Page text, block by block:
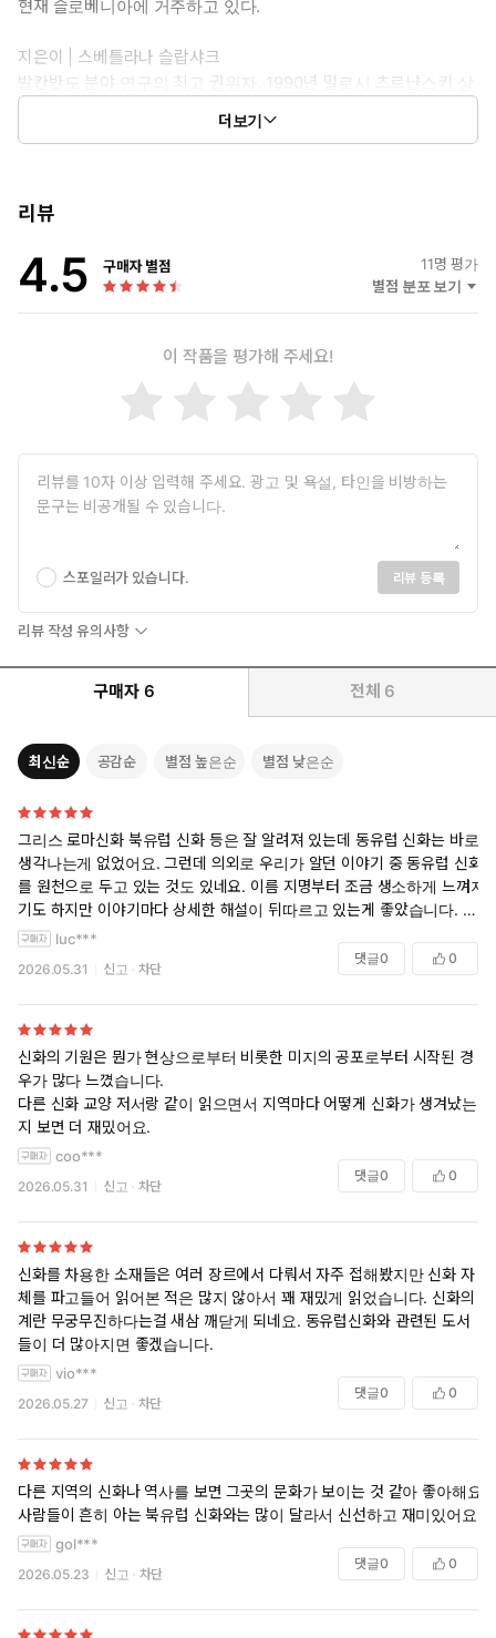
현재 슬로베니아에 거주하고 있다.
지은이 | 스베틀라나 슬랍샤크
발칸반도 분야 연구의 최고 권위자. 1990년 밀로시 츠르냔스키 상
을 받은 에세이스트로, 100권 이상의 책을 집필했다. 1993년 미
국 PEN 표현의 자유상을 수상했으며, 2005년 노벨 평화상 후보
로베니아에 거주하고 있다.
옮긴이 | 송민경
러시아 이르쿠츠크국립언어대학교에서 러시아어를 전공했다. 《비
욘드 드림즈》, 《슬레이어》 등 다수의 영화 및 다큐멘터리 영상
작이 지닌 의미를 해치지 않으면서도 그 고유한 결을 자연스럽게 전
하는 번역을 지향한다. 옮긴 책으로는 『사는 게 불안한 사람들을
위한 철학 수업』, 『크리스털 오라클』, 『반지의 제왕 타로카드
더보기
리뷰
4.5 구매자 별점 11명 평가
별점 분포 보기
이 작품을 평가해 주세요!
스포일러가 있습니다. 리뷰 등록
리뷰 작성 유의사항
구매자 6 전체 6
최신순 공감순 별점 높은순 별점 낮은순
그리스 로마신화 북유럽 신화 등은 잘 알려져 있는데 동유럽 신화는 바로
생각나는게 없었어요. 그런데 의외로 우리가 알던 이야기 중 동유럽 신화
를 원천으로 두고 있는 것도 있네요. 이름 지명부터 조금 생소하게 느껴지
기도 하지만 이야기마다 상세한 해설이 뒤따르고 있는게 좋았습니다. 그
리고 중간중간 있는 일러스트도 인상적이었어요.
luc***
2026.05.31 신고 차단
댓글0 0
신화의 기원은 뭔가 현상으로부터 비롯한 미지의 공포로부터 시작된 경
우가 많다 느꼈습니다.
다른 신화 교양 저서랑 같이 읽으면서 지역마다 어떻게 신화가 생겨났는
지 보면 더 재밌어요.
coo***
2026.05.31 신고 차단
댓글0 0
신화를 차용한 소재들은 여러 장르에서 다뤄서 자주 접해봤지만 신화 자
체를 파고들어 읽어본 적은 많지 않아서 꽤 재밌게 읽었습니다. 신화의 세
계란 무궁무진하다는걸 새삼 깨닫게 되네요. 동유럽신화와 관련된 도서
들이 더 많아지면 좋겠습니다.
vio***
2026.05.27 신고 차단
댓글0 0
다른 지역의 신화나 역사를 보면 그곳의 문화가 보이는 것 같아 좋아해요
사람들이 흔히 아는 북유럽 신화와는 많이 달라서 신선하고 재미있어요
gol***
2026.05.23 신고 차단
댓글0 0